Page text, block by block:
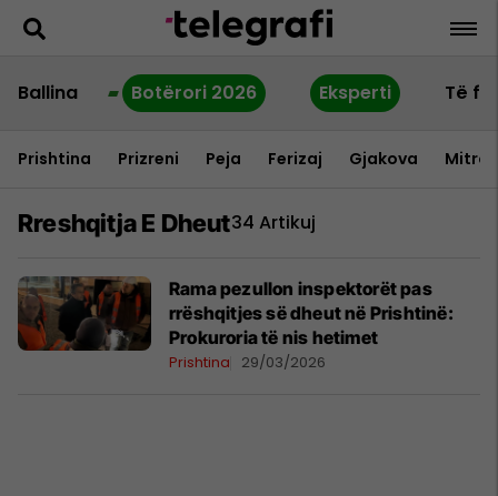
Ballina Botërori 2026 Eksperti Të
Prishtina Prizreni Peja Ferizaj Gjakova
Rreshqitja E Dheut34 Artikuj
Rama pezullon inspektorët pas
rrëshqitjes së dheut në Prishtinë:
Prokuroria të nis hetimet
Prishtina 29/03/2026